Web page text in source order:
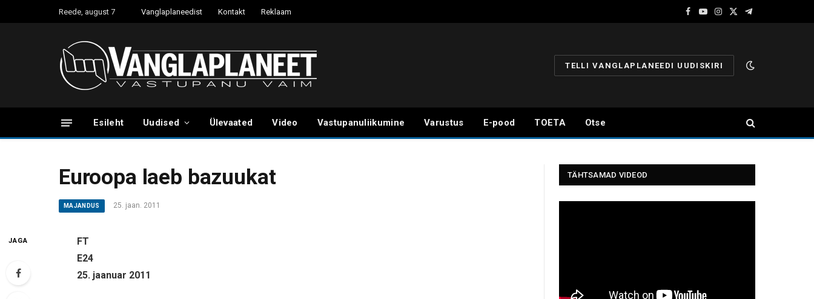
Reede, august 7 Vanglaplaneedist Kontakt Reklaam
Facebook
YouTube
Instagram
X
Telegram
TELLI VANGLAPLANEEDI UUDISKIRI
Esileht Uudised Ülevaated Video Vastupanuliikumine Varustus E-pood TOETA Otse
Euroopa laeb bazuukat
MAJANDUS 25. jaan. 2011
JAGA
FT
E24
25. jaanuar 2011
TÄHTSAMAD VIDEOD